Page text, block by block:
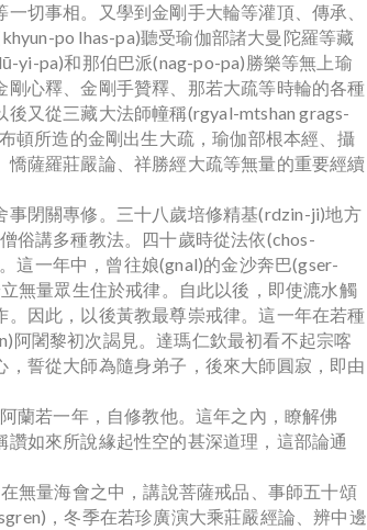
切事相。又學到金剛手大輪等灌頂、傳承、
po lhas-pa)聽受瑜伽部諸大曼陀羅等藏
yi-pa)和那伯巴派(nag-po-pa)勝樂等無上瑜
心釋、金剛手贊釋、那若大疏等時輪的各種
又從三藏大法師幢稱(rgyal-mtshan grags-
頓所造的金剛出生大疏，瑜伽部根本經、攝
薩羅莊嚴論、祥勝經大疏等無量的重要經續
閉關專修。三十八歲培修精基(rdzin-ji)地方
俗講多種教法。四十歲時從法依(chos-
這一年中，曾往娘(gnal)的金沙奔巴(gser-
無量眾生住於戒律。自此以後，即使漉水觸
因此，以後黃教最尊崇戒律。這一年在若種
阿闍黎初次謁見。達瑪仁欽最初看不起宗喀
誓從大師為隨身弟子，後來大師圓寂，即由
若一年，自修教他。這年之內，瞭解佛
如來所說緣起性空的甚深道理，這部論通
量海會之中，講說菩薩戒品、事師五十頌
，冬季在若珍廣演大乘莊嚴經論、辨中邊